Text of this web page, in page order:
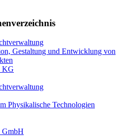
Gestaltung und Entwicklung von
KG
Physikalische Technologien
GmbH